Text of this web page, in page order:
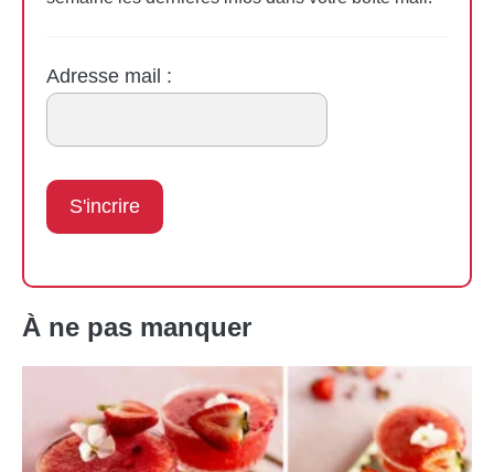
Adresse mail :
À ne pas manquer